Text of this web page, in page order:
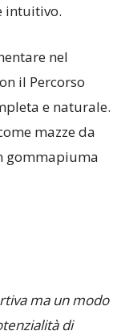
intuitivo.
nel
il Percorso
e naturale.
mazze da
gommapiuma
ma un modo
di